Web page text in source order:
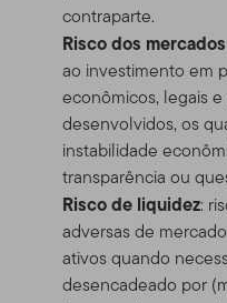
contraparte.
Risco dos
ao investimento em
econômicos, legais
desenvolvidos, os
instabilidade
transparência ou
Risco de liquidez:
adversas de
ativos quando
desencadeado por